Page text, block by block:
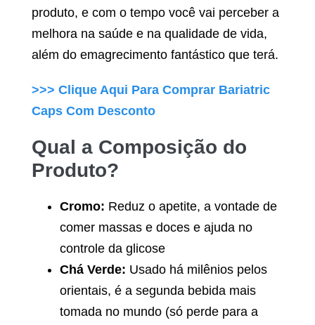
produto, e com o tempo você vai perceber a
melhora na saúde e na qualidade de vida,
além do emagrecimento fantástico que terá.
>>> Clique Aqui Para Comprar Bariatric
Caps Com Desconto
Qual a Composição do
Produto?
Cromo: Reduz o apetite, a vontade de
comer massas e doces e ajuda no
controle da glicose
Chá Verde: Usado há milênios pelos
orientais, é a segunda bebida mais
tomada no mundo (só perde para a